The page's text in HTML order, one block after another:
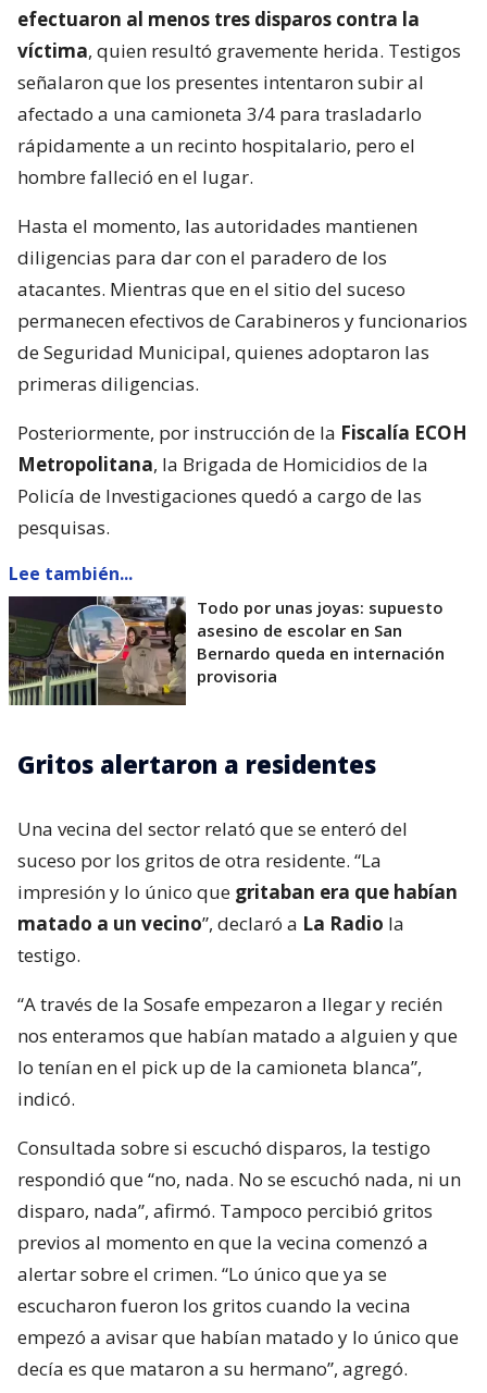
efectuaron al menos tres disparos contra la
víctima, quien resultó gravemente herida. Testigos
señalaron que los presentes intentaron subir al
afectado a una camioneta 3/4 para trasladarlo
rápidamente a un recinto hospitalario, pero el
hombre falleció en el lugar.
Hasta el momento, las autoridades mantienen
diligencias para dar con el paradero de los
atacantes. Mientras que en el sitio del suceso
permanecen efectivos de Carabineros y funcionarios
de Seguridad Municipal, quienes adoptaron las
primeras diligencias.
Posteriormente, por instrucción de la Fiscalía ECOH
Metropolitana, la Brigada de Homicidios de la
Policía de Investigaciones quedó a cargo de las
pesquisas.
Lee también...
Todo por unas joyas: supuesto
asesino de escolar en San
Bernardo queda en internación
provisoria
Gritos alertaron a residentes
Una vecina del sector relató que se enteró del
suceso por los gritos de otra residente. “La
impresión y lo único que gritaban era que habían
matado a un vecino”, declaró a La Radio la
testigo.
“A través de la Sosafe empezaron a llegar y recién
nos enteramos que habían matado a alguien y que
lo tenían en el pick up de la camioneta blanca”,
indicó.
Consultada sobre si escuchó disparos, la testigo
respondió que “no, nada. No se escuchó nada, ni un
disparo, nada”, afirmó. Tampoco percibió gritos
previos al momento en que la vecina comenzó a
alertar sobre el crimen. “Lo único que ya se
escucharon fueron los gritos cuando la vecina
empezó a avisar que habían matado y lo único que
decía es que mataron a su hermano”, agregó.